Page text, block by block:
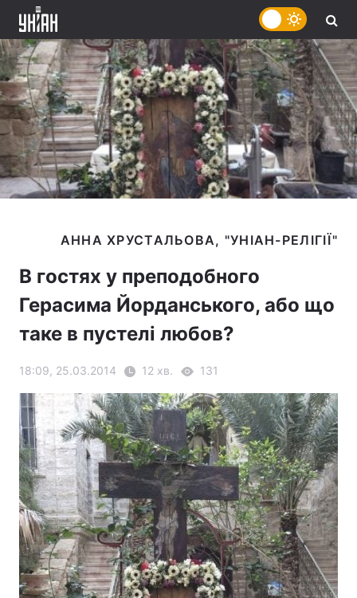
В гостях у преподобного
Герасима Йорданського, або що
таке в пустелі любов?
18:09, 25.03.2014 12 хв. 131